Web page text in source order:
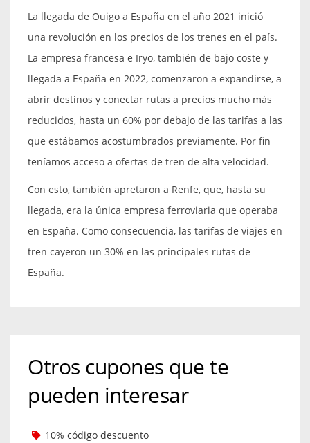
La llegada de Ouigo a España en el año 2021 inició
una revolución en los precios de los trenes en el país.
La empresa francesa e Iryo, también de bajo coste y
llegada a España en 2022, comenzaron a expandirse, a
abrir destinos y conectar rutas a precios mucho más
reducidos, hasta un 60% por debajo de las tarifas a las
que estábamos acostumbrados previamente. Por fin
teníamos acceso a ofertas de tren de alta velocidad.
Con esto, también apretaron a Renfe, que, hasta su
llegada, era la única empresa ferroviaria que operaba
en España. Como consecuencia, las tarifas de viajes en
tren cayeron un 30% en las principales rutas de
España.
Otros cupones que te
pueden interesar
10% código descuento